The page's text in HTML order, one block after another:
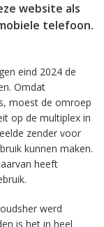
website als
telefoon.
eind 2024 de
Omdat
moest de omroep
op de multiplex in
zender voor
kunnen maken.
heeft
werd
is het in heel